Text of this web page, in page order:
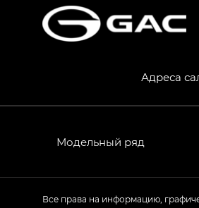
Адреса
Модельный ряд
Все права на информацию,